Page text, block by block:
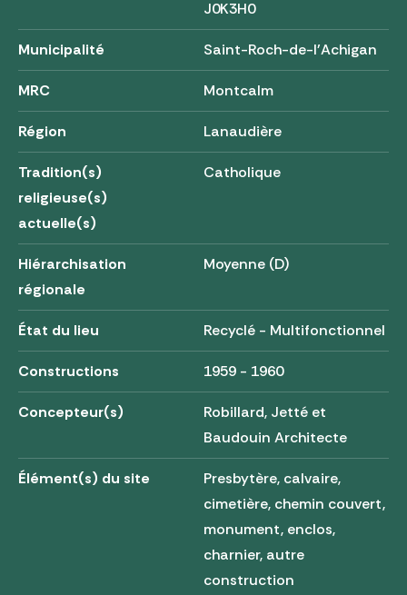
J0K3H0
Municipalité Saint-Roch-de-l'Achigan
MRC Montcalm
Région Lanaudière
Tradition(s)
religieuse(s)
actuelle(s)
Catholique
Hiérarchisation
régionale
Moyenne (D)
État du lieu Recyclé - Multifonctionnel
Constructions 1959 - 1960
Concepteur(s)
Robillard, Jetté et
Baudouin Architecte
Élément(s) du site
Presbytère, calvaire,
cimetière, chemin couvert,
monument, enclos,
charnier, autre
construction